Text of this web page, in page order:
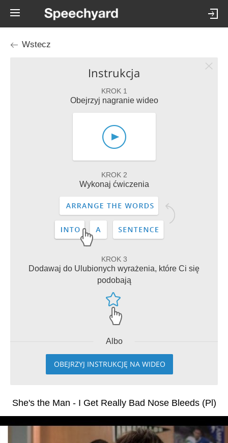
Wstecz
Instrukcja
KROK 1
Obejrzyj nagranie wideo
KROK 2
Wykonaj ćwiczenia
KROK 3
Dodawaj do Ulubionych wyrażenia, które Ci się
podobają
Albo
OBEJRZYJ INSTRUKCJĘ NA WIDEO
She's the Man - I Get Really Bad Nose Bleeds (Pl)